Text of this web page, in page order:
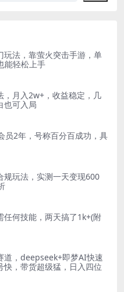
玩法，靠萤火突击手游，单
能轻松上手
，月入2w+，收益稳定，几
也可入局
员2年，号称百分百成功，具
规玩法，实测一天变现600
任何技能，两天搞了1k+(附
道，deepseek+即梦AI快速
快，带货超级猛，日入四位